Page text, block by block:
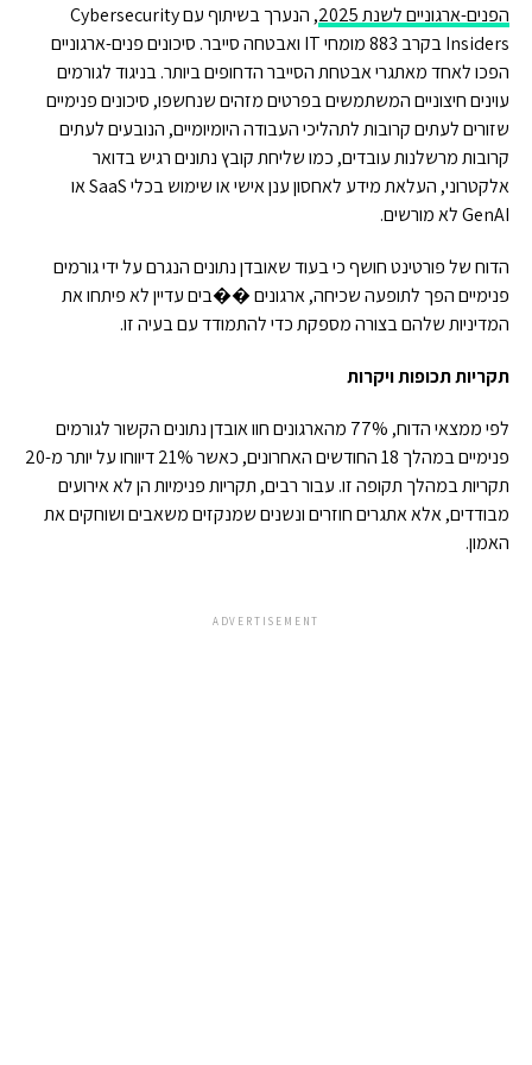
הפנים-ארגוניים לשנת 2025
, הנערך בשיתוף עם Cybersecurity
Insiders בקרב 883 מומחי IT ואבטחה סייבר. סיכונים פנים-ארגוניים
הפכו לאחד מאתגרי אבטחת הסייבר הדחופים ביותר. בניגוד לגורמים
עוינים חיצוניים המשתמשים בפרטים מזהים שנחשפו, סיכונים פנימיים
שזורים לעתים קרובות לתהליכי העבודה היומיומיים, הנובעים לעתים
קרובות מרשלנות עובדים, כמו שליחת קובץ נתונים רגיש בדואר
אלקטרוני, העלאת מידע לאחסון ענן אישי או שימוש בכלי SaaS או
GenAI לא מורשים.
הדוח של פורטינט חושף כי בעוד שאובדן נתונים הנגרם על ידי גורמים
פנימיים הפך לתופעה שכיחה, ארגונים ��בים עדיין לא פיתחו את
המדיניות שלהם בצורה מספקת כדי להתמודד עם בעיה זו.
תקריות תכופות ויקרות
לפי ממצאי הדוח, 77% מהארגונים חוו אובדן נתונים הקשור לגורמים
פנימיים במהלך 18 החודשים האחרונים, כאשר 21% דיווחו על יותר מ-20
תקריות במהלך תקופה זו. עבור רבים, תקריות פנימיות הן לא אירועים
מבודדים, אלא אתגרים חוזרים ונשנים שמנקזים משאבים ושוחקים את
האמון.
ADVERTISEMENT